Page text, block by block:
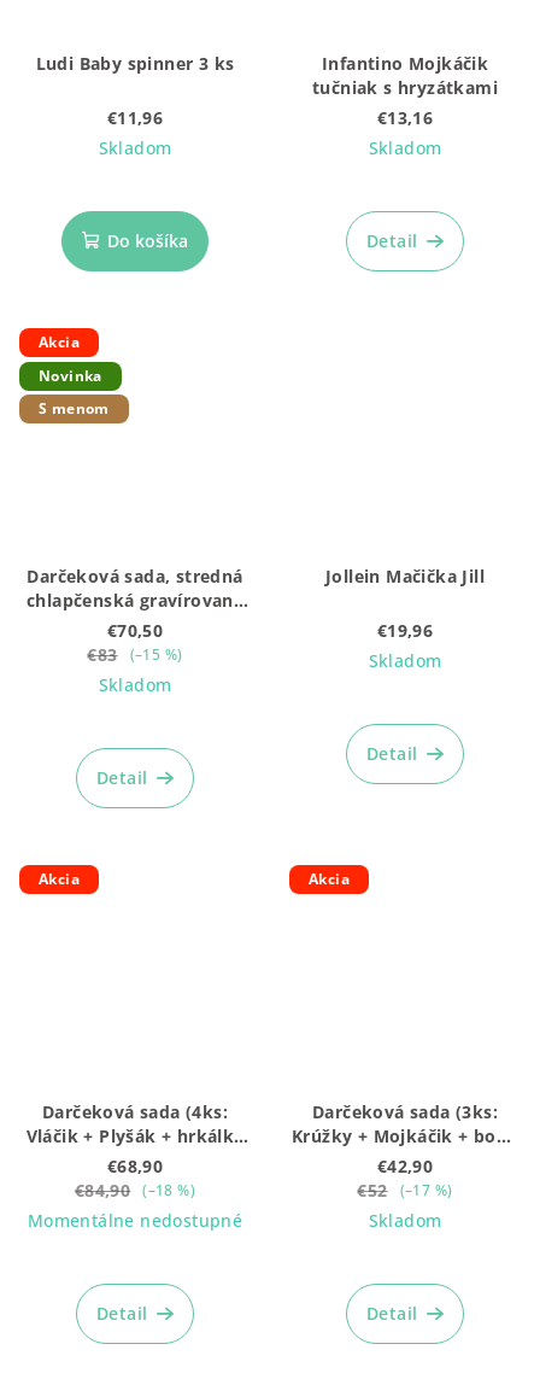
Ludi Baby spinner 3 ks
€11,96
Skladom
Do košíka
Infantino Mojkáčik
tučniak s hryzátkami
€13,16
Skladom
Detail
Akcia
Novinka
S menom
Darčeková sada, stredná
chlapčenská gravírovaná
(5ks: Mojkáčik + Hrkálka
+ Body + Čiapočka + box)
€70,50
€83
(–15 %)
Skladom
Detail
Jollein Mačička Jill
€19,96
Skladom
Detail
Akcia
Darčeková sada (4ks:
Vláčik + Plyšák + hrkálka
+ box), stredná ružová
BEZ gravírovania
€68,90
€84,90 (–18 %)
Momentálne nedostupné
Detail
Akcia
Darčeková sada (3ks:
Krúžky + Mojkáčik + box),
malá zelená BEZ
gravírovania
€42,90
€52
(–17 %)
Skladom
Detail